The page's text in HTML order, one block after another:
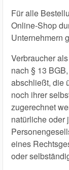
Für alle
Online-Shop
Unternehmern
Verbraucher
nach § 13
abschließt, die
noch ihrer
zugerechnet
natürliche oder
eines
oder